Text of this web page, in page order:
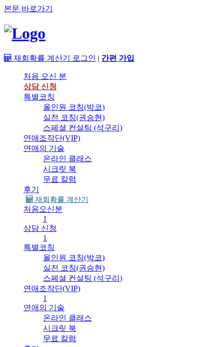
본문 바로가기
재회확률 계산기 로그인 | 간편 가입
처음 오신 분
상담 신청
특별코칭
올인원 코칭(박코)
실전 코칭(권승현)
스페셜 컨설팅 (석구리)
연애조작단(VIP)
연애의 기술
온라인 클래스
시크릿 북
무료 칼럼
후기
재회확률 계산기
처음오신분
1
상담 신청
1
특별코칭
올인원 코칭(박코)
실전 코칭(권승현)
스페셜 컨설팅 (석구리)
연애조작단(VIP)
1
연애의 기술
온라인 클래스
시크릿 북
무료 칼럼